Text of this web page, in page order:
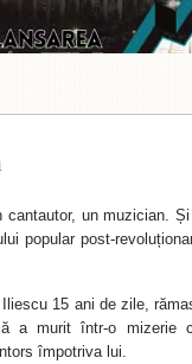
un muzician. Și
popular post-
Iliescu 15 ani de zile,
a murit într-o mizerie
împotriva lui.